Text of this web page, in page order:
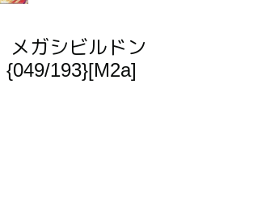
メガシビルドン
{049/193}[M2a]